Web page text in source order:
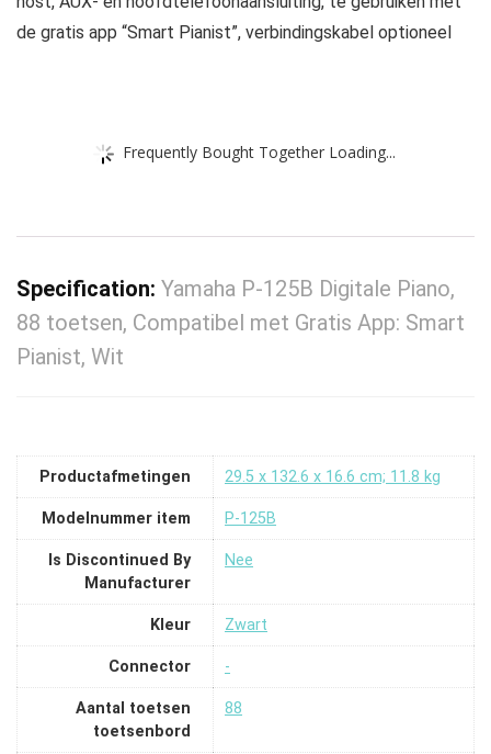
de gratis app “Smart Pianist”, verbindingskabel optioneel
Frequently Bought Together Loading...
Specification: Yamaha P-125B Digitale Piano,
88 toetsen, Compatibel met Gratis App: Smart
Pianist, Wit
Productafmetingen ‎29.5 x 132.6 x 16.6 cm; 11.8 kg
Modelnummer item ‎P-125B
Is Discontinued By
Manufacturer
‎Nee
Kleur ‎Zwart
Connector ‎-
Aantal toetsen
toetsenbord
‎88